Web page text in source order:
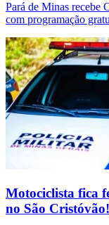
Pará de Minas recebe
com programação
Motociclista fica
no São Cristóvão!